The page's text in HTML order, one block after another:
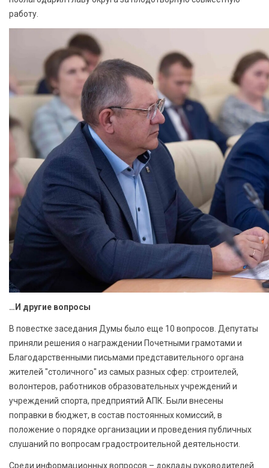
работу.
…И другие вопросы
В повестке заседания Думы было еще 10 вопросов. Депутаты
приняли решения о награждении Почетными грамотами и
Благодарственными письмами представительного органа
жителей "столичного" из самых разных сфер: строителей,
волонтеров, работников образовательных учреждений и
учреждений спорта, предприятий АПК. Были внесены
поправки в бюджет, в состав постоянных комиссий, в
положение о порядке организации и проведения публичных
слушаний по вопросам градостроительной деятельности.
Среди информационных вопросов – доклады руководителей